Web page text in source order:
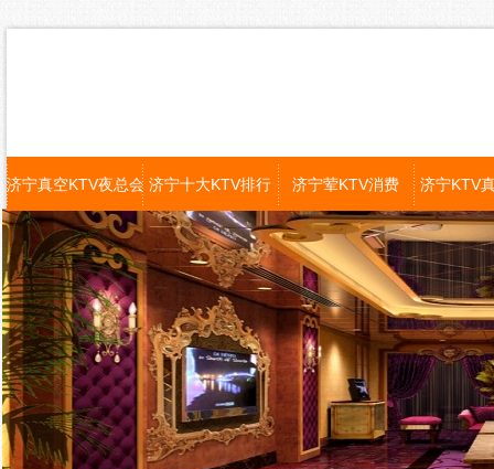
济宁真空KTV夜总会 济宁十大KTV排行 济宁荤KTV消费 济宁KTV